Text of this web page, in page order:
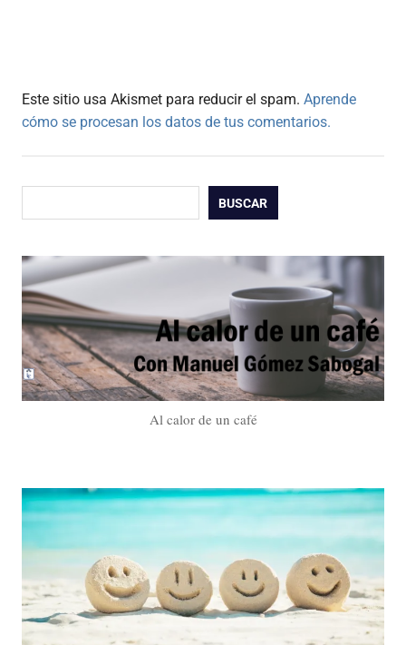
Este sitio usa Akismet para reducir el spam. Aprende
cómo se procesan los datos de tus comentarios.
BUSCAR
Al calor de un café